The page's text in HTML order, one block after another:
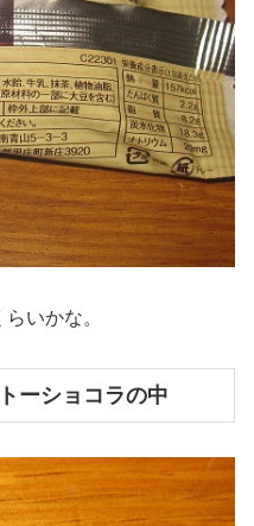
いかな。
ーショコラの中